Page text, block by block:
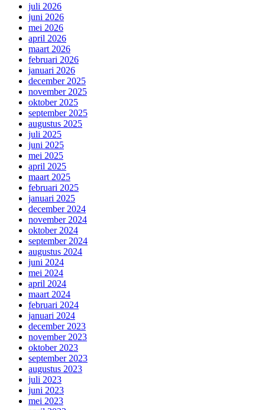
juli 2026
juni 2026
mei 2026
april 2026
maart 2026
februari 2026
januari 2026
december 2025
november 2025
oktober 2025
september 2025
augustus 2025
juli 2025
juni 2025
mei 2025
april 2025
maart 2025
februari 2025
januari 2025
december 2024
november 2024
oktober 2024
september 2024
augustus 2024
juni 2024
mei 2024
april 2024
maart 2024
februari 2024
januari 2024
december 2023
november 2023
oktober 2023
september 2023
augustus 2023
juli 2023
juni 2023
mei 2023